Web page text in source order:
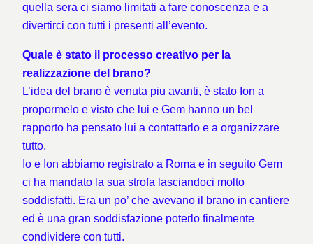
quella sera ci siamo limitati a fare conoscenza e a
divertirci con tutti i presenti all’evento.
Quale è stato il processo creativo per la
realizzazione del brano?
L’idea del brano è venuta piu avanti, è stato Ion a
propormelo e visto che lui e Gem hanno un bel
rapporto ha pensato lui a contattarlo e a organizzare
tutto.
Io e Ion abbiamo registrato a Roma e in seguito Gem
ci ha mandato la sua strofa lasciandoci molto
soddisfatti. Era un po’ che avevano il brano in cantiere
ed è una gran soddisfazione poterlo finalmente
condividere con tutti.